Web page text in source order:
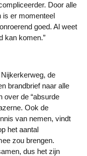
Door alle
is er momenteel
goed. Al weet
kan komen.”
brandbrief naar alle
over de “absurde
Ook de
van nemen, vindt
het aantal
zou brengen.
dus het zijn